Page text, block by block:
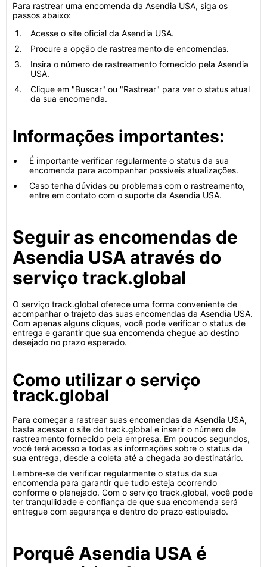
Para rastrear uma encomenda da Asendia USA, siga os
passos abaixo:
Acesse o site oficial da Asendia USA.
Procure a opção de rastreamento de encomendas.
Insira o número de rastreamento fornecido pela Asendia
USA.
Clique em "Buscar" ou "Rastrear" para ver o status atual
da sua encomenda.
Informações importantes:
É importante verificar regularmente o status da sua
encomenda para acompanhar possíveis atualizações.
Caso tenha dúvidas ou problemas com o rastreamento,
entre em contato com o suporte da Asendia USA.
Seguir as encomendas de
Asendia USA através do
serviço track.global
O serviço track.global oferece uma forma conveniente de
acompanhar o trajeto das suas encomendas da Asendia USA.
Com apenas alguns cliques, você pode verificar o status de
entrega e garantir que sua encomenda chegue ao destino
desejado no prazo esperado.
Como utilizar o serviço
track.global
Para começar a rastrear suas encomendas da Asendia USA,
basta acessar o site do track.global e inserir o número de
rastreamento fornecido pela empresa. Em poucos segundos,
você terá acesso a todas as informações sobre o status da
sua entrega, desde a coleta até a chegada ao destinatário.
Lembre-se de verificar regularmente o status da sua
encomenda para garantir que tudo esteja ocorrendo
conforme o planejado. Com o serviço track.global, você pode
ter tranquilidade e confiança de que sua encomenda será
entregue com segurança e dentro do prazo estipulado.
Porquê Asendia USA é